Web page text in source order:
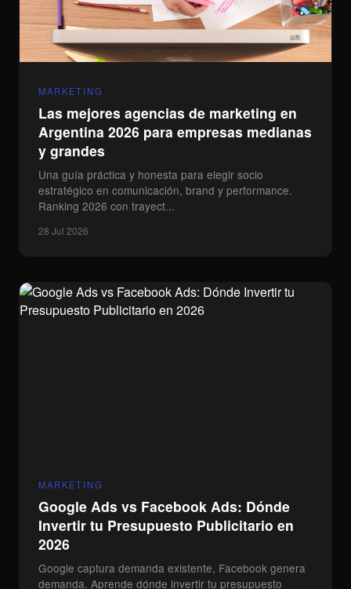
info@mindcircus.agency
+54 11 5139-4130
MARKETING
Las mejores agencias de marketing en
Argentina 2026 para empresas medianas
y grandes
Una guía práctica y honesta para elegir socio
estratégico en comunicación, brand y performance.
Ranking 2026 con trayect...
28 Jul 2026
MARKETING
Google Ads vs Facebook Ads: Dónde
Invertir tu Presupuesto Publicitario en
2026
Google captura demanda existente, Facebook genera
demanda. Aprende dónde invertir tu presupuesto